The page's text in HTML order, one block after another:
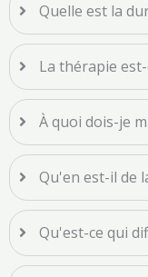
Quelle est la
La thérapie
À quoi dois-je
Qu'en est-il de
Qu'est-ce qui